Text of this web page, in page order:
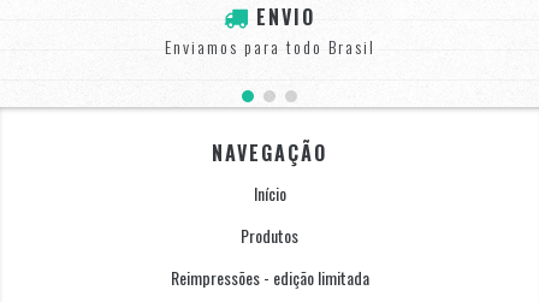
ENVIO
Enviamos para todo Brasil
NAVEGAÇÃO
Início
Produtos
Reimpressões - edição limitada